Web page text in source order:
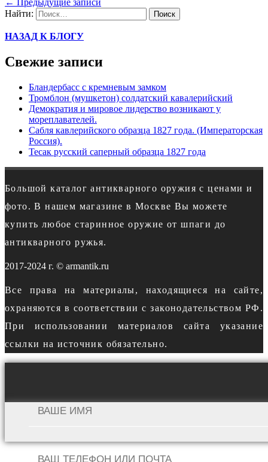
Найти:
НАЗАД К БЛОГУ
Свежие записи
Бландербасс с кремневым замком
Тромблон (мушкетон) солдатский кавалерийский
Демократия и мировое лидерство возникают у
мореплавателей.
Сабля кавлерийского образца 1827 года. (Императорская
Россия).
Тесак русский саперный образца 1827 года
Большой каталог антикварного оружия с ценами и
фото. В нашем магазине в Москве Вы можете
купить любое старинное оружие от шпаги до
антикварного ружья.
2017-2024 г. © armantik.ru
Все права на материалы, находящиеся на сайте,
охраняются в соответствии с законодательством РФ.
При использовании материалов сайта указание
ссылки на источник обязательно.